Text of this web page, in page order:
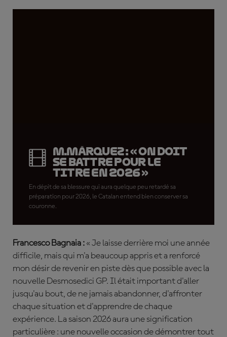
M.Márquez : « On doit
se battre pour le
titre en 2026 »
En dépit de sa blessure qui aura quelque peu retardé sa
préparation pour 2026, le Catalan entend bien conserver sa
couronne.
Francesco Bagnaia : « Je laisse derrière moi une année
difficile, mais qui m'a beaucoup appris et a renforcé
mon désir de revenir en piste dès que possible avec la
nouvelle Desmosedici GP. Il était important d'aller
jusqu'au bout, de ne jamais abandonner, d'affronter
chaque situation et d'apprendre de chaque
expérience. La saison 2026 aura une signification
particulière : une nouvelle occasion de démontrer tout